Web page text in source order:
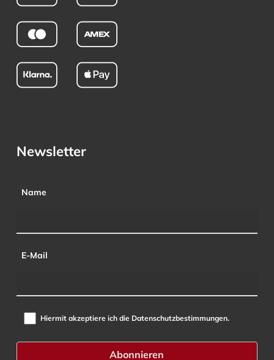
Newsletter
Name
E-Mail
Hiermit akzeptiere ich die Datenschutzbestimmungen.